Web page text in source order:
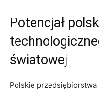
Potencjał
światowej
Polskie